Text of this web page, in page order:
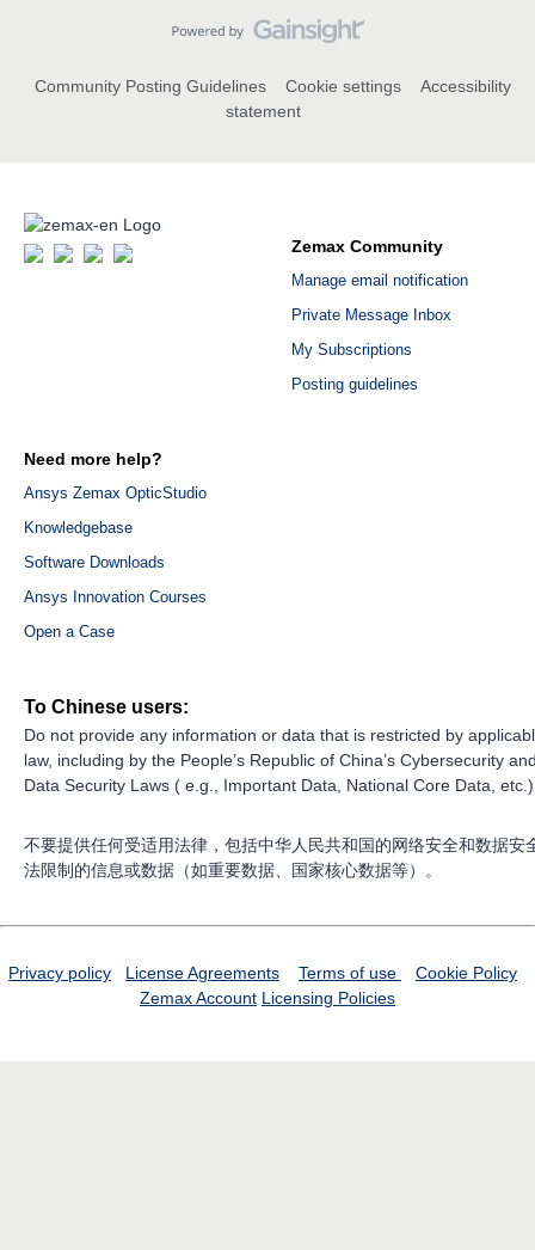
Community Posting Guidelines Cookie settings
Accessibility
statement
Zemax Community
Manage email notification
Private Message Inbox
My Subscriptions
Posting guidelines
Need more help?
Ansys Zemax OpticStudio
Knowledgebase
Software Downloads
Ansys Innovation Courses
Open a Case
To Chinese users:
Do not provide any information or data that is restricted by
law, including by the People’s Republic of China’s Cybersecurity
Data Security Laws ( e.g., Important Data, National Core Data,
不要提供任何受适用法律，包括中华人民共和国的网络安全和数据安
法限制的信息或数据（如重要数据、国家核心数据等）。
Privacy policy License Agreements Terms of use
Cookie Policy
Zemax Account Licensing Policies